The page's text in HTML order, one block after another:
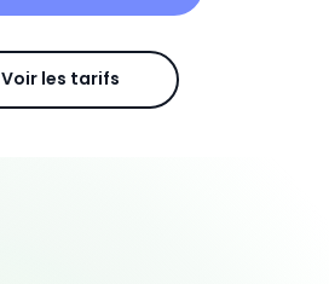
Voir les tarifs